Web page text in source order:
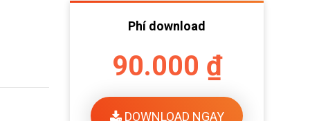
Phí download
90.000 ₫
DOWNLOAD NGAY